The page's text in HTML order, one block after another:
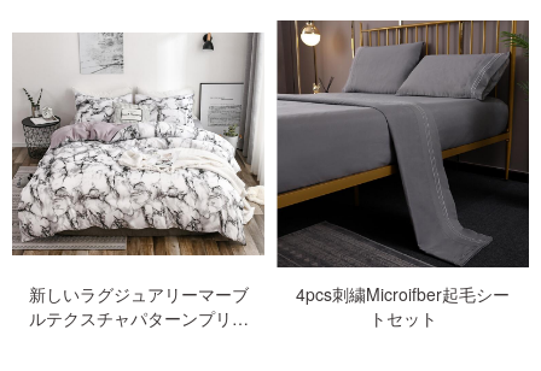
新しいラグジュアリーマーブ
ルテクスチャパターンプリン
4pcs刺繍Microifber起毛シー
トセット